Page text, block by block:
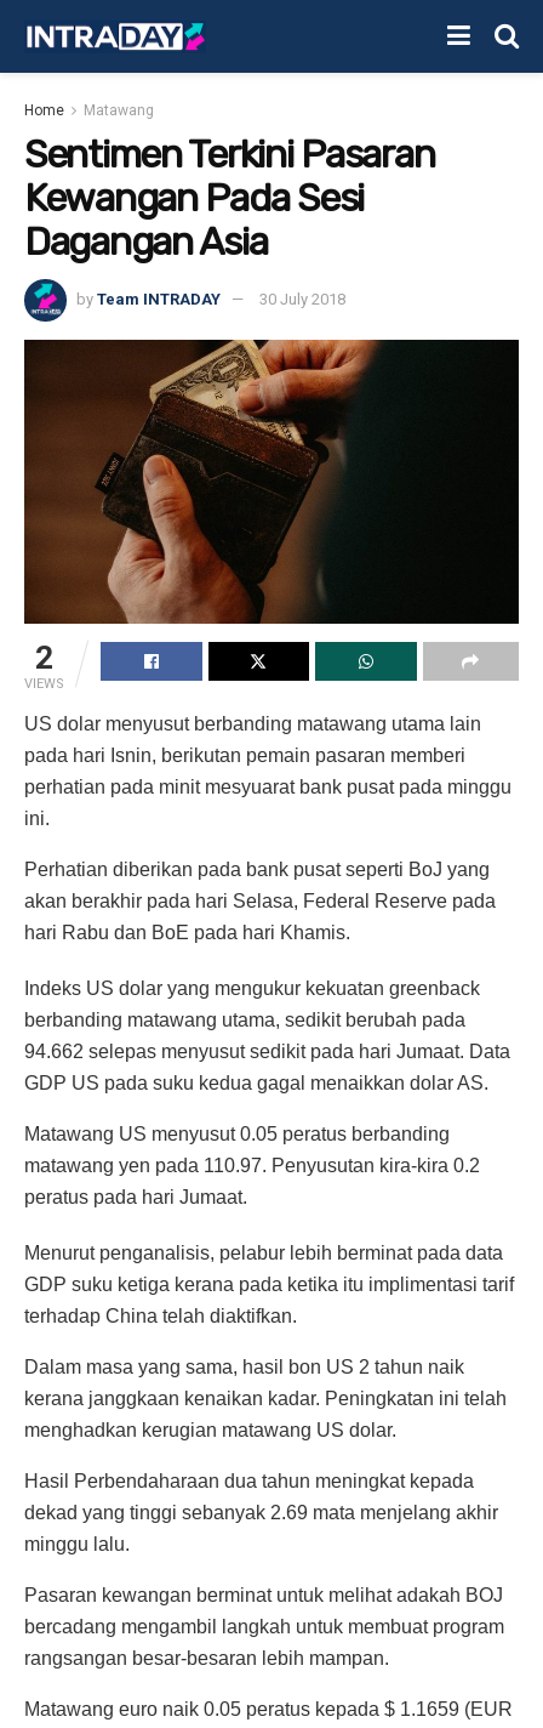
Home Matawang
Sentimen Terkini Pasaran
Kewangan Pada Sesi
Dagangan Asia
by Team INTRADAY 30 July 2018
2
VIEWS
US dolar menyusut berbanding matawang utama lain
pada hari Isnin, berikutan pemain pasaran memberi
perhatian pada minit mesyuarat bank pusat pada minggu
ini.
Perhatian diberikan pada bank pusat seperti BoJ yang
akan berakhir pada hari Selasa, Federal Reserve pada
hari Rabu dan BoE pada hari Khamis.
Indeks US dolar yang mengukur kekuatan greenback
berbanding matawang utama, sedikit berubah pada
94.662 selepas menyusut sedikit pada hari Jumaat. Data
GDP US pada suku kedua gagal menaikkan dolar AS.
Matawang US menyusut 0.05 peratus berbanding
matawang yen pada 110.97. Penyusutan kira-kira 0.2
peratus pada hari Jumaat.
Menurut penganalisis, pelabur lebih berminat pada data
GDP suku ketiga kerana pada ketika itu implimentasi tarif
terhadap China telah diaktifkan.
Dalam masa yang sama, hasil bon US 2 tahun naik
kerana janggkaan kenaikan kadar. Peningkatan ini telah
menghadkan kerugian matawang US dolar.
Hasil Perbendaharaan dua tahun meningkat kepada
dekad yang tinggi sebanyak 2.69 mata menjelang akhir
minggu lalu.
Pasaran kewangan berminat untuk melihat adakah BOJ
bercadang mengambil langkah untuk membuat program
rangsangan besar-besaran lebih mampan.
Matawang euro naik 0.05 peratus kepada $ 1.1659 (EUR